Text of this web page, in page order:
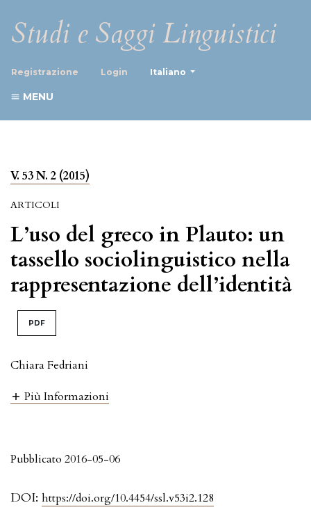
Studi e Saggi Linguistici
Registrazione Login Italiano
MENU
V. 53 N. 2 (2015)
ARTICOLI
L’uso del greco in Plauto: un
tassello sociolinguistico nella
rappresentazione dell’identità
PDF
Chiara Fedriani
Più Informazioni
DOI: https://doi.org/10.4454/ssl.v53i2.128
Pubblicato 2016-05-06